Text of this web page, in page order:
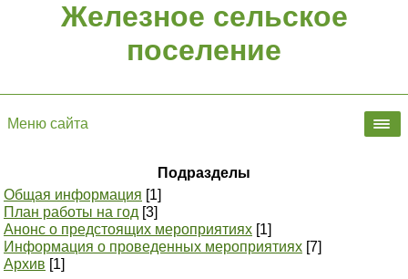
Железное сельское
поселение
Меню сайта
Подразделы
Общая информация [1]
План работы на год [3]
Анонс о предстоящих мероприятиях [1]
Информация о проведенных мероприятиях [7]
Архив [1]